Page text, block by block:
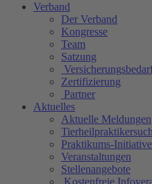
Verband
Der Verband
Kongresse
Team
Satzung
Zertifizierung
Partner
Aktuelles
Aktuelle Meldungen
Praktikums-Initiative
Veranstaltungen
Stellenangebote
Kostenfreie